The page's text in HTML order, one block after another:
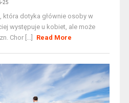
25
która dotyka głównie osoby w
występuje u kobiet, ale może
Chor [...]
Read More